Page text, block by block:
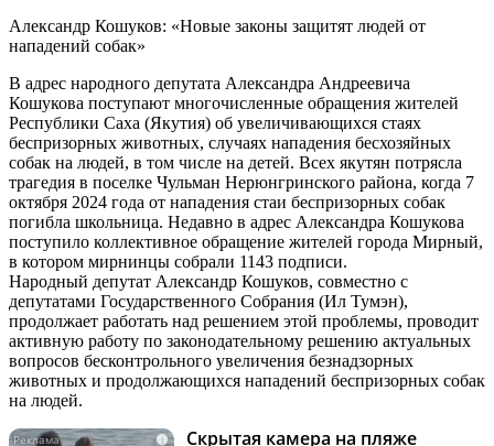
Александр Кошуков: «Новые законы защитят людей от
нападений собак»
В адрес народного депутата Александра Андреевича
Кошукова поступают многочисленные обращения жителей
Республики Саха (Якутия) об увеличивающихся стаях
беспризорных животных, случаях нападения бесхозяйных
собак на людей, в том числе на детей. Всех якутян потрясла
трагедия в поселке Чульман Нерюнгринского района, когда 7
октября 2024 года от нападения стаи беспризорных собак
погибла школьница. Недавно в адрес Александра Кошукова
поступило коллективное обращение жителей города Мирный,
в котором мирнинцы собрали 1143 подписи.
Народный депутат Александр Кошуков, совместно с
депутатами Государственного Собрания (Ил Тумэн),
продолжает работать над решением этой проблемы, проводит
активную работу по законодательному решению актуальных
вопросов бесконтрольного увеличения безнадзорных
животных и продолжающихся нападений беспризорных собак
на людей.
i
Скрытая камера на пляже